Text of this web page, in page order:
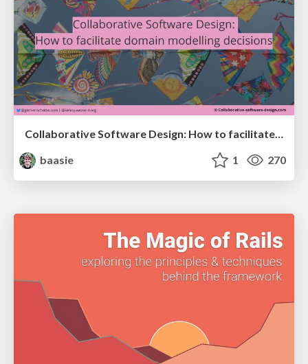
Collaborative Software Design: How to facilitate domain modelling decisions
baasie
1 270